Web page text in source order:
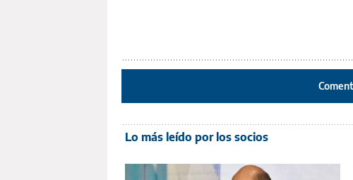
Lo más leído por los socios